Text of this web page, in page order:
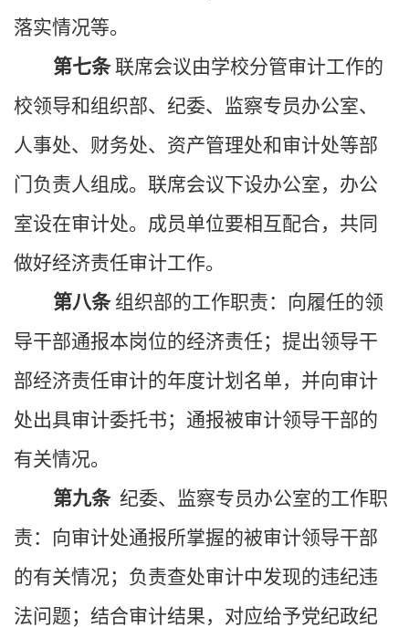
落实情况等。
第七条 联席会议由学校分管审计工作的
校领导和组织部、纪委、监察专员办公室、
人事处、财务处、资产管理处和审计处等部
门负责人组成。联席会议下设办公室，办公
室设在审计处。成员单位要相互配合，共同
做好经济责任审计工作。
第八条 组织部的工作职责：向履任的领
导干部通报本岗位的经济责任；提出领导干
部经济责任审计的年度计划名单， 并向审计
处出具审计委托书；通报被审计领导干部的
有关情况。
第九条 纪委、监察专员办公室的工作职
责：向审计处通报所掌握的被审计领导干部
的有关情况；负责查处审计中发现的违纪违
法问题；结合审计结果，对应给予党纪政纪